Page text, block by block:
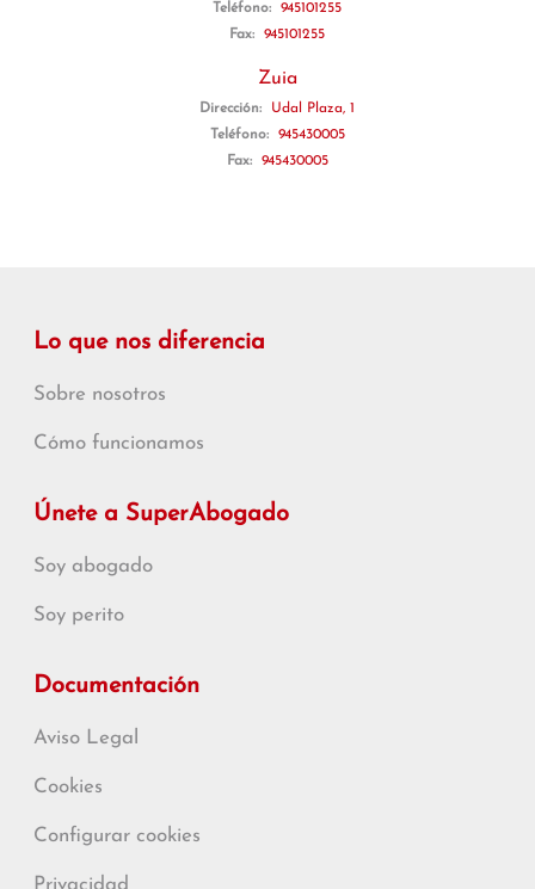
Teléfono:
945101255
Fax:
945101255
Zuia
Dirección:
Udal Plaza, 1
Teléfono:
945430005
Fax:
945430005
Lo que nos diferencia
Sobre nosotros
Cómo funcionamos
Únete a SuperAbogado
Soy abogado
Soy perito
Documentación
Aviso Legal
Cookies
Configurar cookies
Privacidad